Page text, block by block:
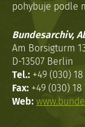
pohybuje podle
Bundesarchiv,
Am Borsigturm
D-13507 Berlin
Tel.: +49 (030) 18
Fax: +49 (030) 18
Web: